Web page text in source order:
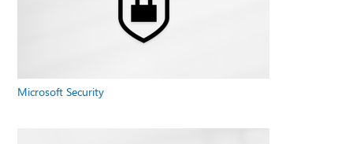
Microsoft Security